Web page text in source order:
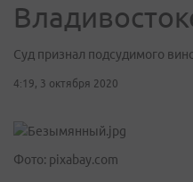
Суд признал подсудимого
4:19, 3 октября 2020
Фото: pixabay.com